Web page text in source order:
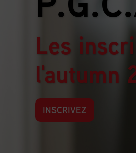
Les
l'autumn
INSCRIVEZ